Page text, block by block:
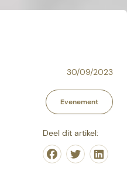
30/09/2023
Evenement
Deel dit artikel:
Share onShare on